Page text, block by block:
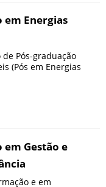
em Energias
Pós-graduação
(Pós em Energias
em Gestão e
e em